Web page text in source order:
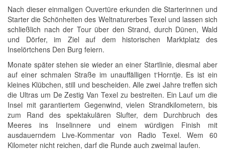
Nach dieser einmaligen Ouvertüre erkunden die Starterinnen und
Starter die Schönheiten des Weltnaturerbes Texel und lassen sich
schließlich nach der Tour über den Strand, durch Dünen, Wald
und Dörfer, im Ziel auf dem historischen Marktplatz des
Inselörtchens Den Burg feiern.
Monate später stehen sie wieder an einer Startlinie, diesmal aber
auf einer schmalen Straße im unauffälligen t‘Horntje. Es ist ein
kleines Klübchen, still und bescheiden. Alle zwei Jahre treffen sich
die Ultras um De Zestig Van Texel zu bestreiten. Ein Lauf um die
Insel mit garantiertem Gegenwind, vielen Strandkilometern, bis
zum Rand des spektakulären Slufter, dem Durchbruch des
Meeres ins Inselinnere und einem würdigen Finish mit
ausdauerndem Live-Kommentar von Radio Texel. Wem 60
Kilometer nicht reichen, darf die Runde auch zweimal laufen.